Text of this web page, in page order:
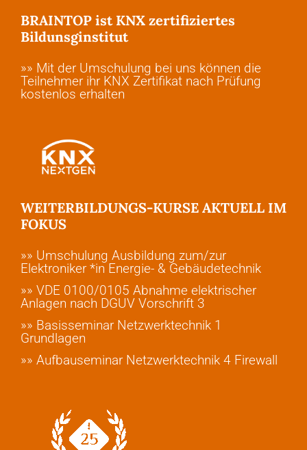
BRAINTOP ist KNX zertifiziertes
Bildunsginstitut
»» Mit der Umschulung bei uns können die
Teilnehmer ihr KNX Zertifikat nach Prüfung
kostenlos erhalten
WEITERBILDUNGS-KURSE AKTUELL IM
FOKUS
»» Umschulung Ausbildung zum/zur
Elektroniker *in Energie- & Gebäudetechnik
»» VDE 0100/0105 Abnahme elektrischer
Anlagen nach DGUV Vorschrift 3
»» Basisseminar Netzwerktechnik 1
Grundlagen
»» Aufbauseminar Netzwerktechnik 4 Firewall